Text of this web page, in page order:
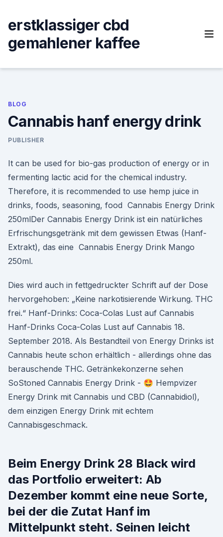
content
erstklassiger cbd
gemahlener kaffee
BLOG
Cannabis hanf energy drink
PUBLISHER
It can be used for bio-gas production of energy or in
fermenting lactic acid for the chemical industry.
Therefore, it is recommended to use hemp juice in
drinks, foods, seasoning, food Cannabis Energy Drink
250mlDer Cannabis Energy Drink ist ein natürliches
Erfrischungsgetränk mit dem gewissen Etwas (Hanf-
Extrakt), das eine Cannabis Energy Drink Mango
250ml.
Dies wird auch in fettgedruckter Schrift auf der Dose
hervorgehoben: „Keine narkotisierende Wirkung. THC
frei.“ Hanf-Drinks: Coca-Colas Lust auf Cannabis
Hanf-Drinks Coca-Colas Lust auf Cannabis 18.
September 2018. Als Bestandteil von Energy Drinks ist
Cannabis heute schon erhältlich - allerdings ohne das
berauschende THC. Getränkekonzerne sehen
SoStoned Cannabis Energy Drink - 🤩 Hempvizer
Energy Drink mit Cannabis und CBD (Cannabidiol),
dem einzigen Energy Drink mit echtem
Cannabisgeschmack.
Beim Energy Drink 28 Black wird
das Portfolio erweitert: Ab
Dezember kommt eine neue Sorte,
bei der die Zutat Hanf im
Mittelpunkt steht. Seinen leicht